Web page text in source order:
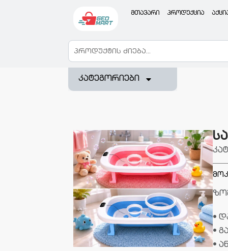
მთავარი პროდუქცია
კატეგორიები
•
•
•